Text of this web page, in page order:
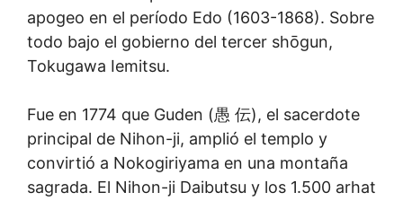
apogeo en el período Edo (1603-1868). Sobre
todo bajo el gobierno del tercer shōgun,
Tokugawa Iemitsu.
Fue en 1774 que Guden (愚 伝), el sacerdote
principal de Nihon-ji, amplió el templo y
convirtió a Nokogiriyama en una montaña
sagrada. El Nihon-ji Daibutsu y los 1.500 arhat